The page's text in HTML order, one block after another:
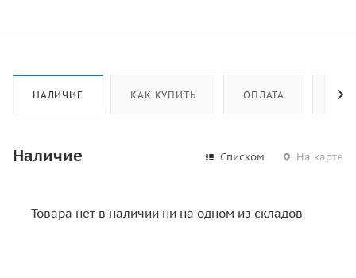
НАЛИЧИЕ КАК КУПИТЬ ОПЛАТА
Наличие Списком На карте
Товара нет в наличии ни на одном из складов